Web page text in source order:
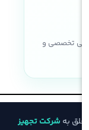
تخصصی و
به شرکت تجهیز